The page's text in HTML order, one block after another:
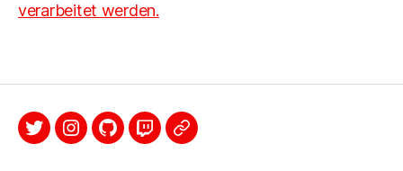
verarbeitet werden.
TwitterInstagram
GithubTwitchMastodon